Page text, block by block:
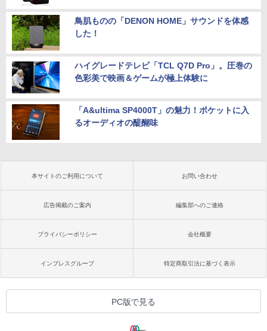
鳥肌ものの「DENON HOME」サウンドを体感
した！
ハイグレードテレビ「TCL Q7D Pro」。圧巻の
色彩美で映画＆ゲームが極上体験に
「A&ultima SP4000T」の魅力！ポケットに入
るオーディオの醍醐味
本サイトのご利用について お問い合わせ
広告掲載のご案内 編集部へのご連絡
プライバシーポリシー 会社概要
インプレスグループ 特定商取引法に基づく表示
PC版で見る